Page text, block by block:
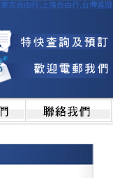
京自由行,上海自由行,台灣簽證